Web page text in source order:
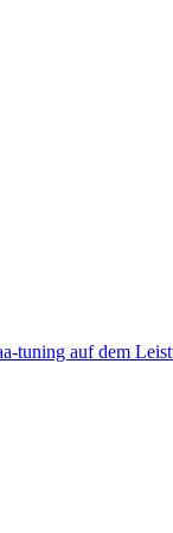
tuning auf dem